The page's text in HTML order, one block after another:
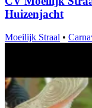
Huizenjacht
Moeilijk Straal •